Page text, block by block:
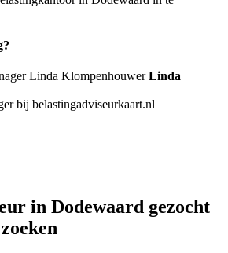
Linda
bij belastingadviseurkaart.nl
in Dodewaard gezocht